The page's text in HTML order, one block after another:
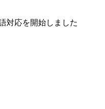
対応を開始しました